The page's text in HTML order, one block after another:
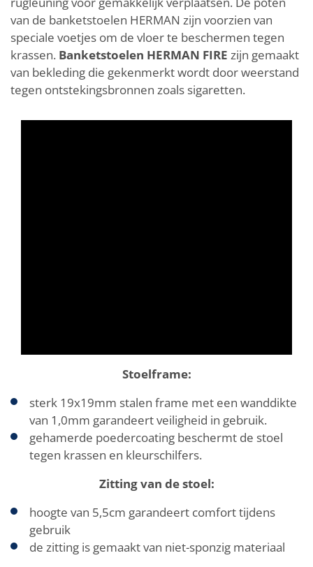
van de banketstoelen HERMAN zijn voorzien van
speciale voetjes om de vloer te beschermen tegen
krassen. Banketstoelen HERMAN FIRE zijn gemaakt
van bekleding die gekenmerkt wordt door weerstand
tegen ontstekingsbronnen zoals sigaretten.
Stoelframe:
sterk 19x19mm stalen frame met een wanddikte
van 1,0mm garandeert veiligheid in gebruik.
gehamerde poedercoating beschermt de stoel
tegen krassen en kleurschilfers.
Zitting van de stoel:
hoogte van 5,5cm garandeert comfort tijdens
gebruik
de zitting is gemaakt van niet-sponzig materiaal